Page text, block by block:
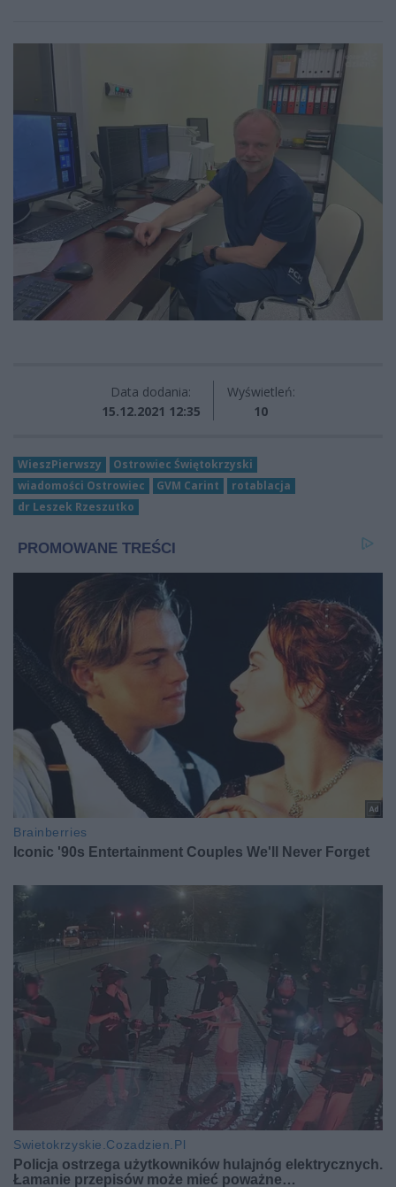
Data dodania:
15.12.2021 12:35
Wyświetleń:
10
WieszPierwszy
Ostrowiec Świętokrzyski
wiadomości Ostrowiec
GVM Carint
rotablacja
dr Leszek Rzeszutko